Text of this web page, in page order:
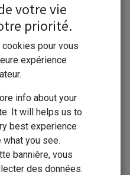
votre vie
priorité.
pour vous
expérience
info about your
It will helps us to
best experience
you see.
bannière, vous
des données.